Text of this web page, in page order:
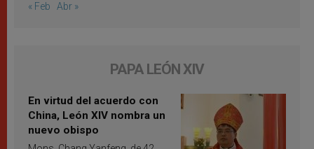
« Feb Abr »
PAPA LEÓN XIV
En virtud del acuerdo con
China, León XIV nombra un
nuevo obispo